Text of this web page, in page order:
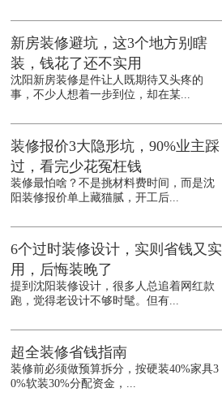
新房装修避坑，这3个地方别瞎
装，钱花了还不实用
沈阳新房装修是件让人既期待又头疼的
事，不少人想着一步到位，却在某...
装修报价3大隐形坑，90%业主踩
过，看完少花冤枉钱
装修最怕啥？不是挑材料费时间，而是沈
阳装修报价单上藏猫腻，开工后...
6个过时装修设计，实则省钱又实
用，后悔装晚了
提到沈阳装修设计，很多人总追着网红款
跑，觉得老设计不够时髦。但有...
超全装修省钱指南
装修前必须做预算拆分，按硬装40%家具3
0%软装30%分配资金，...